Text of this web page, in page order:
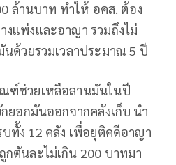
ล้านบาท ทำให้ อคส. ต้อง
แพ่งและอาญา รวมถึงไม่
ด้วยรวมเวลาประมาณ 5 ปี
ฑ์ช่วยเหลือลานมันในปี
ยอกมันออกจากคลังเก็บ นำ
ทั้ง 12 คลัง เพื่อยุติคดีอาญา
กตันละไม่เกิน 200 บาทมา